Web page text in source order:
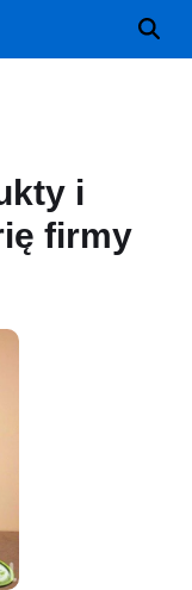
i
firmy